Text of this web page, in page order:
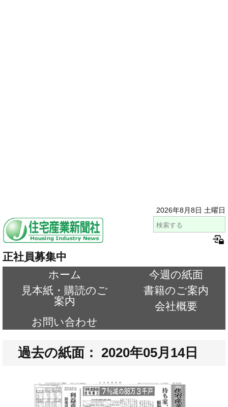
2026年8月8日 土曜日
正社員募集中
ホーム
今週の紙面
見本紙・購読のご
案内
書籍のご案内
会社概要
お問い合わせ
過去の紙面： 2020年05月14日